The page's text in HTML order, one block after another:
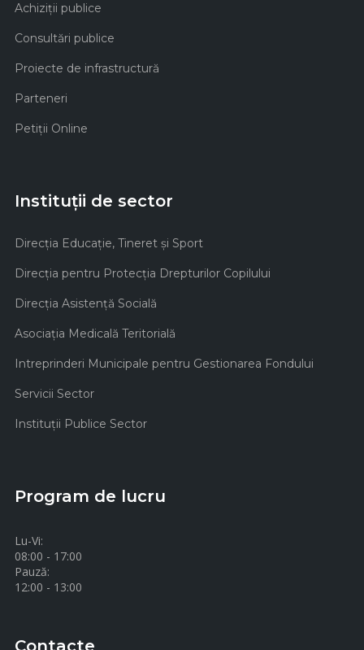
Achiziţii publice
Consultări publice
Proiecte de infrastructură
Parteneri
Petiții Online
Instituții de sector
Direcţia Educaţie, Tineret şi Sport
Direcţia pentru Protecţia Drepturilor Copilului
Direcţia Asistenţă Socială
Asociaţia Medicală Teritorială
Intreprinderi Municipale pentru Gestionarea Fondului
Servicii Sector
Instituţii Publice Sector
Program de lucru
Lu-Vi:
08:00 - 17:00
Pauză:
12:00 - 13:00
Contacte